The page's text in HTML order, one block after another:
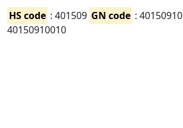
HS code : 401509 GN code : 40150910
40150910010